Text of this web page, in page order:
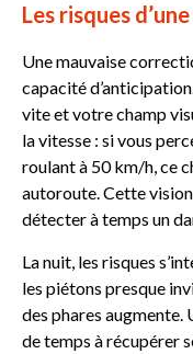
Les risques
Une mauvaise
capacité
vite et votre champ
la vitesse : si vous
roulant à 50 km/h, ce
autoroute. Cette vision
détecter à temps un
La nuit, les risques
les piétons presque
des phares
de temps à récupérer